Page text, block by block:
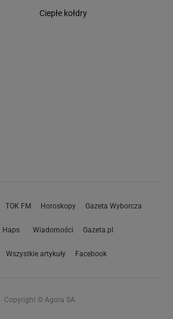
Ciepłe kołdry
TOK FM Horoskopy Gazeta Wyborcza
Haps Wiadomości Gazeta.pl
Wszystkie artykuły Facebook
Copyright © Agora SA